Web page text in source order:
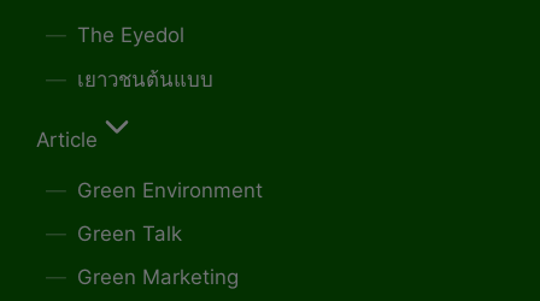
The Eyedol
เยาวชนต้นแบบ
Article
Green Environment
Green Talk
Green Marketing